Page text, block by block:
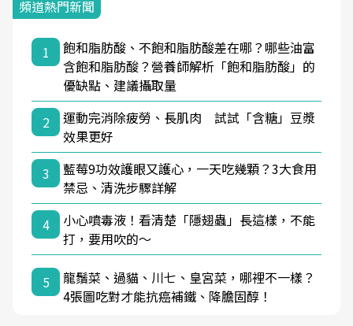
頻道熱門新聞
1
飽和脂肪酸、不飽和脂肪酸差在哪？哪些油富
含飽和脂肪酸？營養師解析「飽和脂肪酸」的
優缺點、建議攝取量
2
運動完消除疲勞、長肌肉 試試「含糖」豆漿
效果更好
3
藍莓9功效護眼又護心，一天吃幾顆？3大食用
禁忌、清洗步驟詳解
4
小心噴毒液！看清楚「隱翅蟲」長這樣，不能
打，要用吹的～
5
龍鬚菜、過貓、川七、皇宮菜，哪裡不一樣？
4張圖吃對才能抗癌補鐵、降膽固醇！